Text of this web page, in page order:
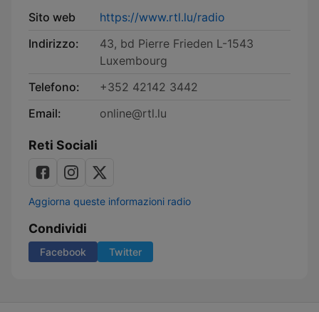
Sito web
https://www.rtl.lu/radio
Indirizzo:
43, bd Pierre Frieden L-1543
Luxembourg
Telefono:
+352 42142 3442
Email:
online@rtl.lu
Reti Sociali
Aggiorna queste informazioni radio
Condividi
Facebook Twitter